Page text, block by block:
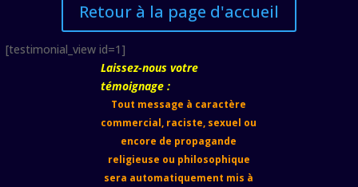
Retour à la page d'accueil
[testimonial_view id=1]
Laissez-nous votre
témoignage :
Tout message à caractère
commercial, raciste, sexuel ou
encore de propagande
religieuse ou philosophique
sera automatiquement mis à